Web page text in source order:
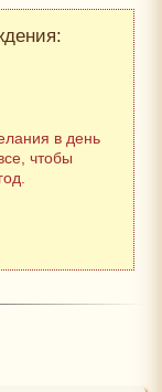
в день
чтобы